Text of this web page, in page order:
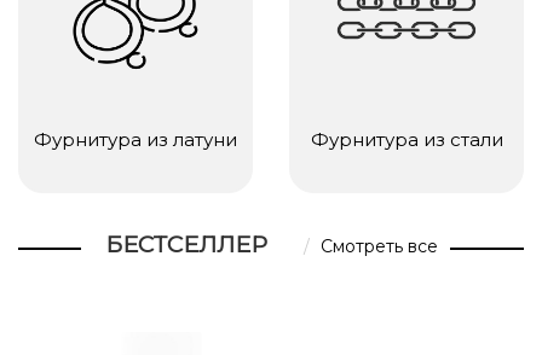
Фурнитура из латуни Фурнитура из стали
БЕСТСЕЛЛЕР Смотреть все